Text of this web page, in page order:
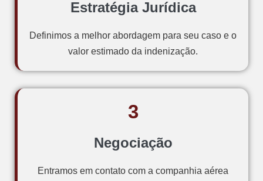
Estratégia Jurídica
Definimos a melhor abordagem para seu caso e o
valor estimado da indenização.
3
Negociação
Entramos em contato com a companhia aérea